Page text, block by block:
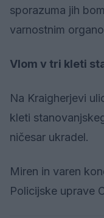
sporazuma jih
varnostnim
Vlom v tri kleti
Na Kraigherjevi
kleti
ničesar ukradel.
Miren in varen
Policijske uprave